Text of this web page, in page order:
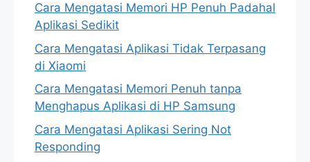
Cara Mengatasi Memori HP Penuh Padahal
Aplikasi Sedikit
Cara Mengatasi Aplikasi Tidak Terpasang
di Xiaomi
Cara Mengatasi Memori Penuh tanpa
Menghapus Aplikasi di HP Samsung
Cara Mengatasi Aplikasi Sering Not
Responding